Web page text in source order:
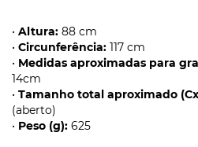
• Altura: 88 cm
• Circunferência: 117 cm
• Medidas aproximadas para
14cm
• Tamanho total aproximado
(aberto)
• Peso (g): 625